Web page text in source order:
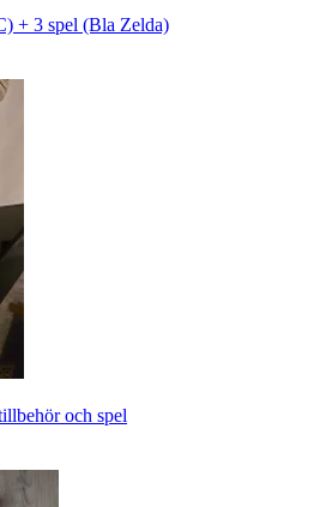
+ 3 spel (Bla Zelda)
och spel